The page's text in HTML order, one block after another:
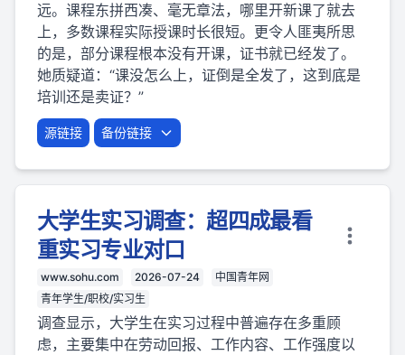
远。课程东拼西凑、毫无章法，哪里开新课了就去
上，多数课程实际授课时长很短。更令人匪夷所思
的是，部分课程根本没有开课，证书就已经发了。
她质疑道：“课没怎么上，证倒是全发了，这到底是
培训还是卖证？”
源链接 备份链接
大学生实习调查：超四成最看
重实习专业对口
www.sohu.com 2026-07-24
中国青年网
青年学生/职校/实习生
调查显示，大学生在实习过程中普遍存在多重顾
虑，主要集中在劳动回报、工作内容、工作强度以